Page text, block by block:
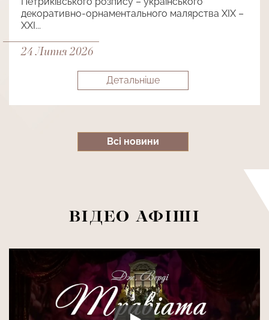
декоративно-орнаментального малярства ХІХ –
ХХІ...
Детальнiше
24 Липня 2026
Всi новини
ВІДЕО АФІШІ